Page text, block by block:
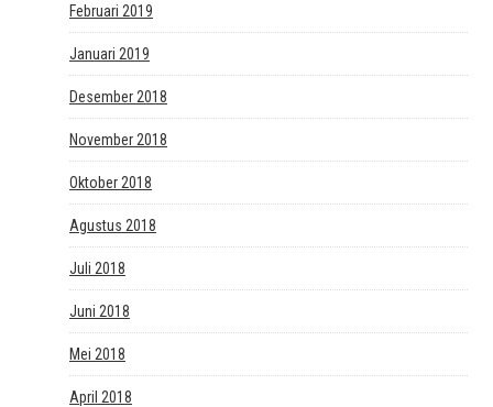
Februari 2019
Januari 2019
Desember 2018
November 2018
Oktober 2018
Agustus 2018
Juli 2018
Juni 2018
Mei 2018
April 2018